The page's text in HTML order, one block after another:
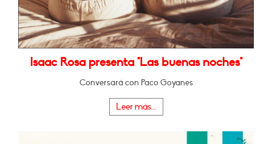
Isaac Rosa presenta "Las buenas noches"
Conversará con Paco Goyanes
Leer más...